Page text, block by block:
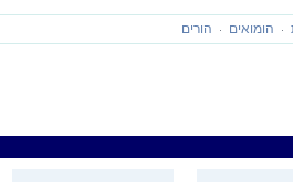
הומואים הורים